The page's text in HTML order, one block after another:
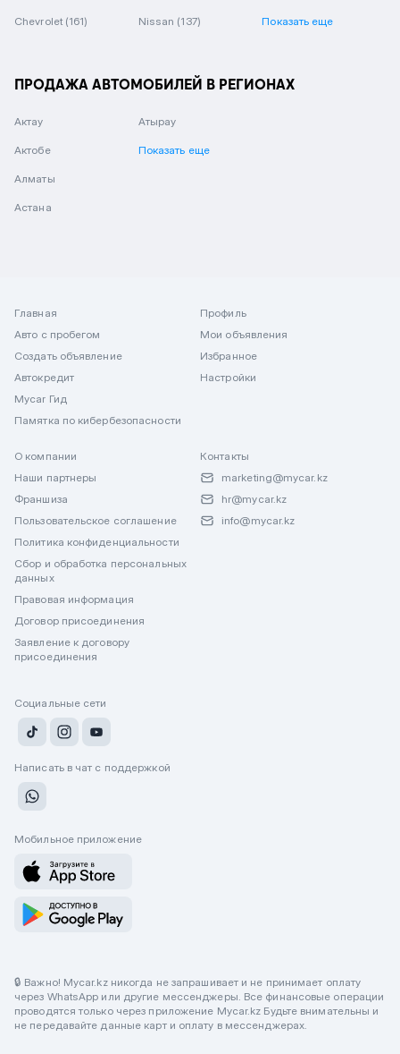
Chevrolet (161) Nissan (137) Показать еще
ПРОДАЖА АВТОМОБИЛЕЙ В РЕГИОНАХ
Актау
Актобе
Алматы
Астана
Атырау
Показать еще
Главная
Авто с пробегом
Создать объявление
Автокредит
Mycar Гид
Памятка по кибербезопасности
Профиль
Мои объявления
Избранное
Настройки
О компании
Наши партнеры
Франшиза
Пользовательское соглашение
Политика конфиденциальности
Сбор и обработка персональных
данных
Правовая информация
Договор присоединения
Заявление к договору
присоединения
Контакты
marketing@mycar.kz
hr@mycar.kz
info@mycar.kz
Социальные сети
Написать в чат с поддержкой
Мобильное приложение
🔒 Важно! Mycar.kz никогда не запрашивает и не принимает оплату
через WhatsApp или другие мессенджеры. Все финансовые операции
проводятся только через приложение Mycar.kz Будьте внимательны и
не передавайте данные карт и оплату в мессенджерах.